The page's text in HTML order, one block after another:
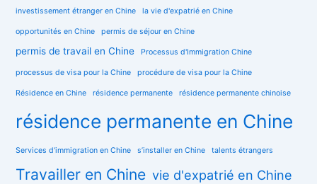
investissement étranger en Chine la vie d'expatrié en Chine
opportunités en Chine permis de séjour en Chine
permis de travail en Chine Processus d'Immigration Chine
processus de visa pour la Chine procédure de visa pour la Chine
Résidence en Chine résidence permanente résidence permanente chinoise
résidence permanente en Chine
Services d'immigration en Chine s’installer en Chine talents étrangers
Travailler en Chine vie d'expatrié en Chine